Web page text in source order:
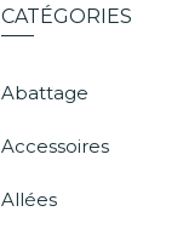
CATÉGORIES
Abattage
Accessoires
Allées